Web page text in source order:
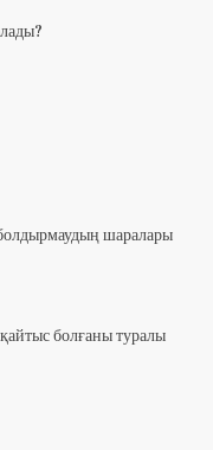
шаралары
болғаны туралы